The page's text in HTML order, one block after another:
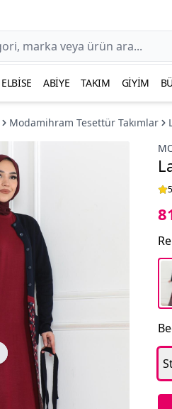
ELBISE ABIYE TAKIM GIYIM
Modamihram Tesettür Takımlar